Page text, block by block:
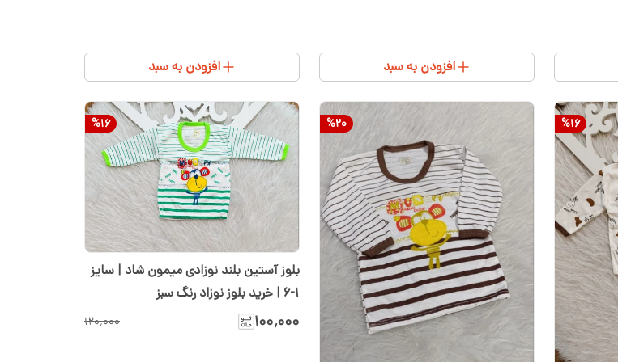
افزودن به سبد افزودن به سبد
%16
%20
%16
بلوز آستین بلند نوزادی میمون شاد | سایز
1-6 | خرید بلوز نوزاد رنگ سبز
۱۰۰٬۰۰۰ ۱۲۰٬۰۰۰